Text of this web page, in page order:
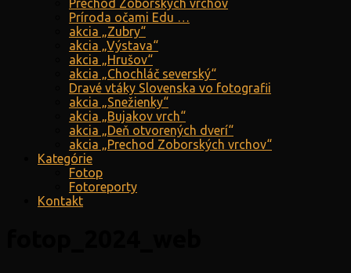
Prechod Zoborských vrchov
Príroda očami Edu …
akcia „Zubry“
akcia „Výstava“
akcia „Hrušov“
akcia „Chochláč severský“
Dravé vtáky Slovenska vo fotografii
akcia „Snežienky“
akcia „Bujakov vrch“
akcia „Deň otvorených dverí“
akcia „Prechod Zoborských vrchov“
Kategórie
Fotop
Fotoreporty
Kontakt